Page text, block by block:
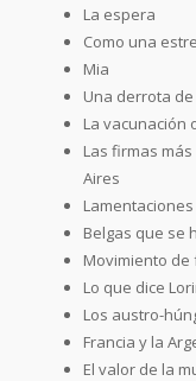
La espera
Como una
Mia
Una derrota
La vacunación
Las firmas
Aires
Belgas que se
Movimiento
Lo que dice
Los austro-
Francia y la
El valor de la